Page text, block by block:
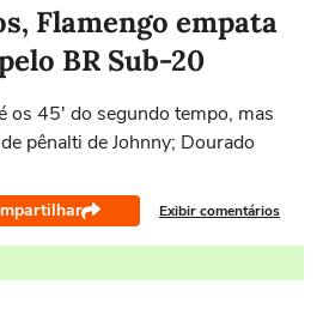
as notícias
Flamengo empata
BR Sub-20
os 45' do segundo tempo, mas
pênalti de Johnny; Dourado
Exibir comentários